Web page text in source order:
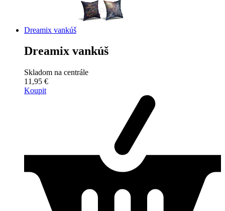
Dreamix vankúš
Dreamix vankúš
Skladom na centrále
11,95 €
Koupit